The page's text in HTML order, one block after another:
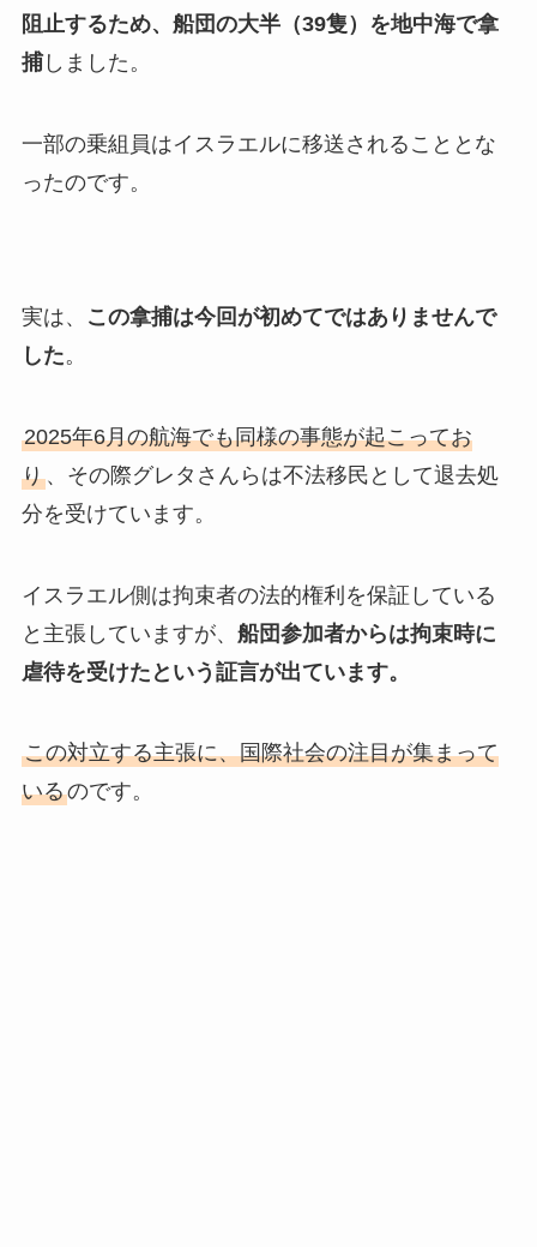
阻止するため、船団の大半（39隻）を地中海で拿
捕しました。
一部の乗組員はイスラエルに移送されることとな
ったのです。
実は、
この拿捕は今回が初めてではありませんで
した。
2025年6月の航海でも同様の事態が起こってお
り、その際グレタさんらは不法移民として退去処
分を受けています。
イスラエル側は拘束者の法的権利を保証している
と主張していますが、 船団参加者からは拘束時に
虐待を受けたという証言が出ています。
この対立する主張に、国際社会の注目が集まって
いるのです。